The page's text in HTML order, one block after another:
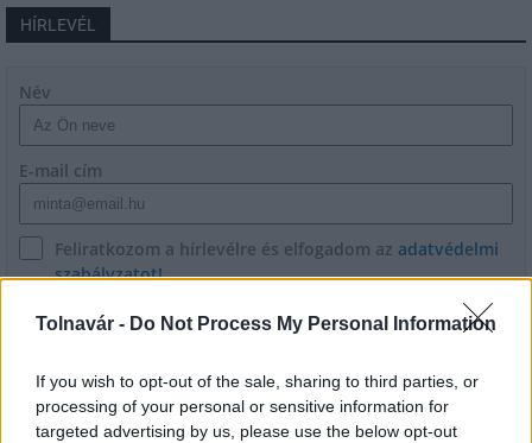
Tolnavár - Do Not Process My Personal Information
If you wish to opt-out of the sale, sharing to third parties, or
processing of your personal or sensitive information for
targeted advertising by us, please use the below opt-out
HÍRLEVÉL
Név
E-mail cím
Feliratkozom a hírlevélre és elfogadom az adatvédelmi
szabályzatot!
FELIRATKOZÁS
LEGFRISSEBB